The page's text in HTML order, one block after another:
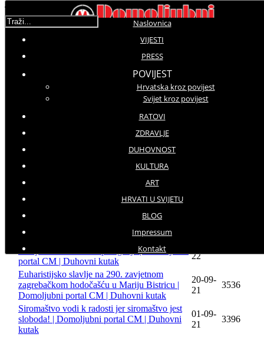
Naslovnica
VIJESTI
PRESS
POVIJEST
Hrvatska kroz povijest
Svijet kroz povijest
RATOVI
ZDRAVLJE
DUHOVNOST
KULTURA
ART
HRVATI U SVIJETU
BLOG
Impressum
Kontakt
Traži...
UCM
Prikaz #
Datum
Domoljubni portal CM | Duhovni kutak
Molitva posvete Bezgrješnom Srcu Marijinu
koju je papa Franjo molio za Rusiju i
Ukrajinu | Domoljubni portal CM | Duhovni
kutak
62 godine od kraja ovozemaljskog života
našega blaženika, kardinala i mučenika
Alojzija Stepinca | Domoljubni portal CM |
Glasnović vjernicima: Srcem i dušom
stavljam vam se na raspolaganje | Domoljubni
portal CM | Duhovni kutak
22
Euharistijsko slavlje na 290. zavjetnom
zagrebačkom hodočašću u Mariju Bistricu |
Domoljubni portal CM | Duhovni kutak
20-09-
21
3536
Siromaštvo vodi k radosti jer siromaštvo jest
sloboda! | Domoljubni portal CM | Duhovni
kutak
01-09-
21
3396